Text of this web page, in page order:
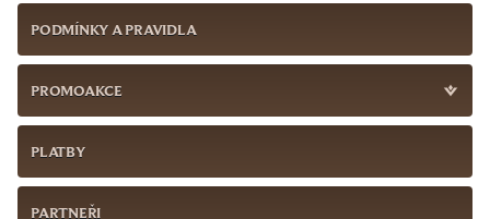
PODMÍNKY A PRAVIDLA
PROMOAKCE
PLATBY
PARTNEŘI